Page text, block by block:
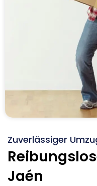
Zuverlässiger
Jaén